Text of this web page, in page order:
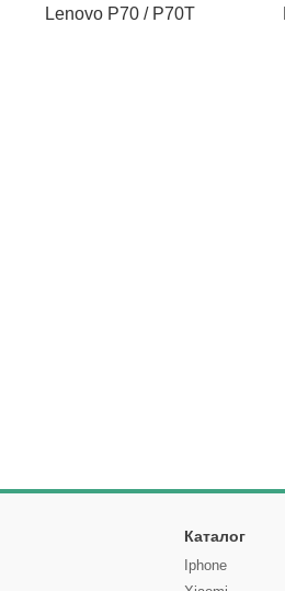
Lenovo P70 / P70T
Каталог
Iphone